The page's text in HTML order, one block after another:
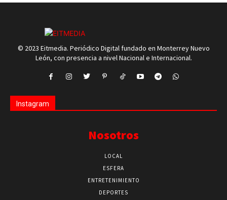
© 2023 Eitmedia. Periódico Digital fundado en Monterrey Nuevo
León, con presencia a nivel Nacional e Internacional.
Instagram
Nosotros
LOCAL
ESFERA
ENTRETENIMIENTO
DEPORTES